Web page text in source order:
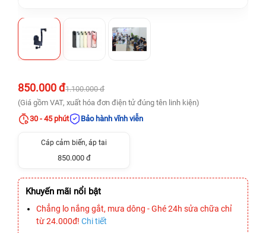
850.000 đ1.100.000 đ
(Giá gồm VAT, xuất hóa đơn điện tử đúng tên linh kiện)
30 - 45 phút
Bảo hành vĩnh viễn
Cáp cảm biến, áp tai
850.000 đ
Khuyến mãi nổi bật
Chẳng lo nắng gắt, mưa dông - Ghé 24h sửa chữa chỉ
từ 24.000đ! Chi tiết